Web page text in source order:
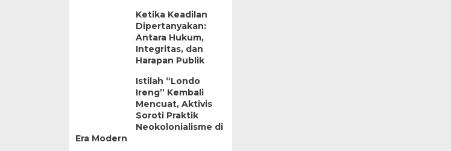
Ketika Keadilan
Dipertanyakan:
Antara Hukum,
Integritas, dan
Harapan Publik
Istilah “Londo
Ireng” Kembali
Mencuat, Aktivis
Soroti Praktik
Neokolonialisme di
Era Modern